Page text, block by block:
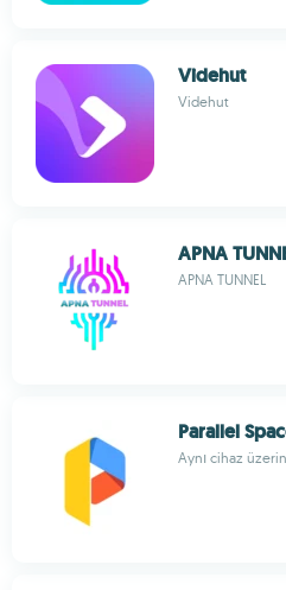
Videhut
Videhut
APNA
APNA TUNNEL
Parallel
Aynı cihaz